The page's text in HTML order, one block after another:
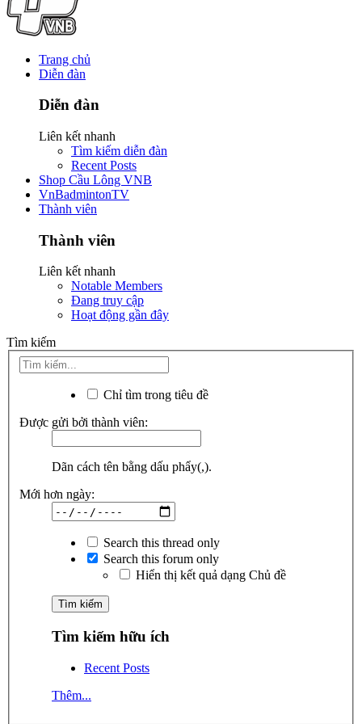
Trang chủ
Diễn đàn
Diễn đàn
Liên kết nhanh
Tìm kiếm diễn đàn
Recent Posts
Shop Cầu Lông VNB
VnBadmintonTV
Thành viên
Thành viên
Liên kết nhanh
Notable Members
Đang truy cập
Hoạt động gần đây
Tìm kiếm
Chỉ tìm trong tiêu đề
Được gửi bởi thành viên:
Dãn cách tên bằng dấu phẩy(,).
Mới hơn ngày:
Search this thread only
Search this forum only
Hiển thị kết quả dạng Chủ đề
Tìm kiếm hữu ích
Recent Posts
Thêm...